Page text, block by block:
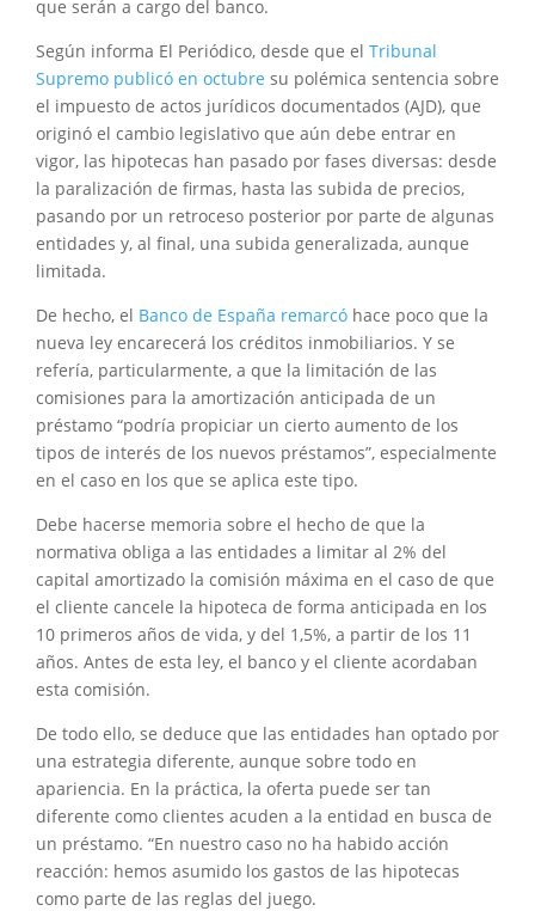
que serán a cargo del banco.
Según informa El Periódico, desde que el Tribunal
Supremo publicó en octubre su polémica sentencia sobre
el impuesto de actos jurídicos documentados (AJD), que
originó el cambio legislativo que aún debe entrar en
vigor, las hipotecas han pasado por fases diversas: desde
la paralización de firmas, hasta las subida de precios,
pasando por un retroceso posterior por parte de algunas
entidades y, al final, una subida generalizada, aunque
limitada.
De hecho, el Banco de España remarcó hace poco que la
nueva ley encarecerá los créditos inmobiliarios. Y se
refería, particularmente, a que la limitación de las
comisiones para la amortización anticipada de un
préstamo “podría propiciar un cierto aumento de los
tipos de interés de los nuevos préstamos”, especialmente
en el caso en los que se aplica este tipo.
Debe hacerse memoria sobre el hecho de que la
normativa obliga a las entidades a limitar al 2% del
capital amortizado la comisión máxima en el caso de que
el cliente cancele la hipoteca de forma anticipada en los
10 primeros años de vida, y del 1,5%, a partir de los 11
años. Antes de esta ley, el banco y el cliente acordaban
esta comisión.
De todo ello, se deduce que las entidades han optado por
una estrategia diferente, aunque sobre todo en
apariencia. En la práctica, la oferta puede ser tan
diferente como clientes acuden a la entidad en busca de
un préstamo. “En nuestro caso no ha habido acción
reacción: hemos asumido los gastos de las hipotecas
como parte de las reglas del juego.